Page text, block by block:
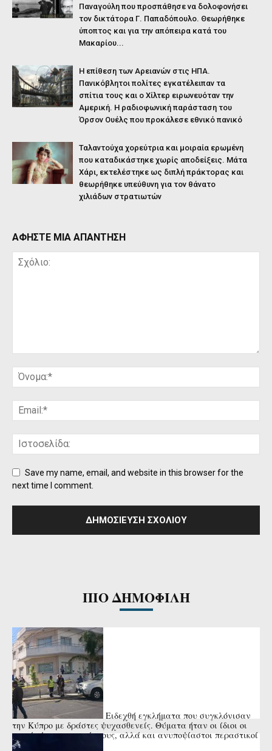
Παναγούλη που προσπάθησε να δολοφονήσει
τον δικτάτορα Γ. Παπαδόπουλο. Θεωρήθηκε
ύποπτος και για την απόπειρα κατά του
Μακαρίου...
Η επίθεση των Αρειανών στις ΗΠΑ.
Πανικόβλητοι πολίτες εγκατέλειπαν τα
σπίτια τους και ο Χίλτερ ειρωνευόταν την
Αμερική. Η ραδιοφωνική παράσταση του
Όρσον Ουέλς που προκάλεσε εθνικό πανικό
Ταλαντούχα χορεύτρια και μοιραία ερωμένη
που καταδικάστηκε χωρίς αποδείξεις. Μάτα
Χάρι, εκτελέστηκε ως διπλή πράκτορας και
θεωρήθηκε υπεύθυνη για τον θάνατο
χιλιάδων στρατιωτών
ΑΦΗΣΤΕ ΜΙΑ ΑΠΑΝΤΗΣΗ
Save my name, email, and website in this browser for the
next time I comment.
ΠΙΟ ΔΗΜΟΦΙΛΗ
Ειδεχθή εγκλήματα που συγκλόνισαν
την Κύπρο με δράστες ψυχασθενείς. Θύματα ήταν οι ίδιοι οι
γονείς ή οι συγγενείς τους, αλλά και ανυποψίαστοι περαστικοί
ή μικρά ...